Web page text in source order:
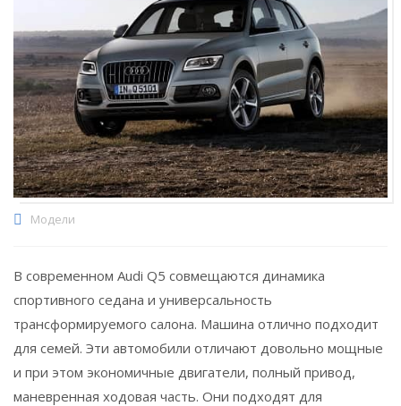
Модели
В современном Audi Q5 совмещаются динамика
спортивного седана и универсальность
трансформируемого салона. Машина отлично подходит
для семей. Эти автомобили отличают довольно мощные
и при этом экономичные двигатели, полный привод,
маневренная ходовая часть. Они подходят для